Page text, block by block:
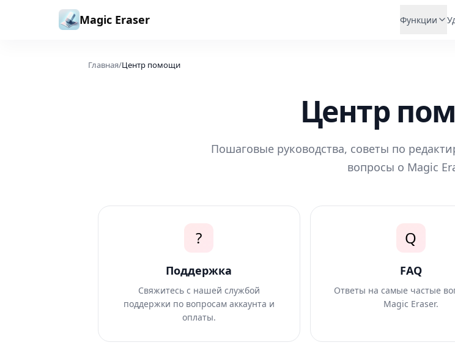
Перейти к содержимому
Magic Eraser Функции
Главная/Центр помощи
Центр
Пошаговые руководства, советы по
вопросы о Magic
?
Поддержка
Свяжитесь с нашей службой
поддержки по вопросам аккаунта и
оплаты.
Q
FAQ
Ответы на самые частые
Magic Eraser.